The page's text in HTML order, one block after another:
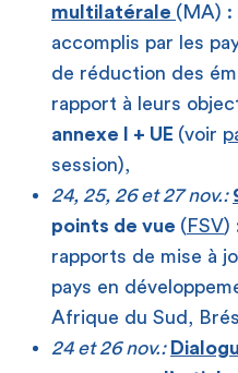
multilatérale (MA) :
accomplis par les
de réduction des
rapport à leurs
annexe I + UE (voir
session),
24, 25, 26 et 27 nov.:
points de vue ( FSV)
rapports de mise à
pays en
Afrique du Sud,
24 et 26 nov.: